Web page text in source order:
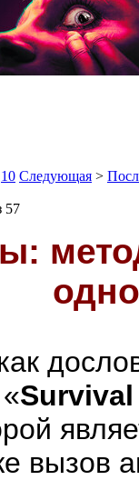
10 Следующая >
57
вызов